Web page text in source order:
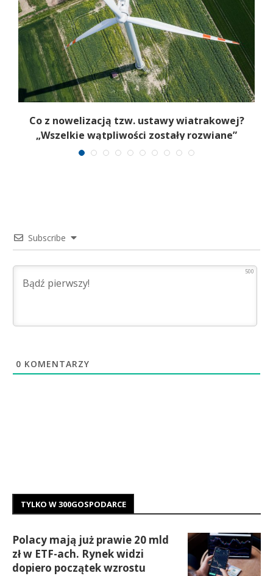
Co z nowelizacją tzw. ustawy wiatrakowej?
„Wszelkie wątpliwości zostały rozwiane”
Subscribe
500
0 KOMENTARZY
TYLKO W 300GOSPODARCE
Polacy mają już prawie 20 mld
zł w ETF-ach. Rynek widzi
dopiero początek wzrostu